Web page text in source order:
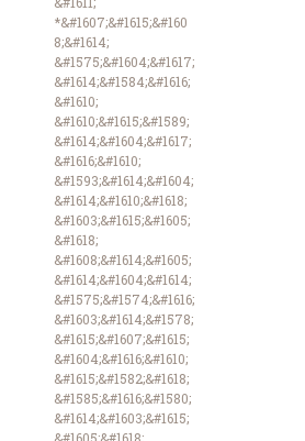
*&#1607;&#1615;&#160
8;&#1614;
&#1575;&#1604;&#1617;
&#1614;&#1584;&#1616;
&#1610;
&#1610;&#1615;&#1589;
&#1614;&#1604;&#1617;
&#1616;&#1610;
&#1593;&#1614;&#1604;
&#1614;&#1610;&#1618;
&#1603;&#1615;&#1605;
&#1618;
&#1608;&#1614;&#1605;
&#1614;&#1604;&#1614;
&#1575;&#1574;&#1616;
&#1603;&#1614;&#1578;
&#1615;&#1607;&#1615;
&#1604;&#1616;&#1610;
&#1615;&#1582;&#1618;
&#1585;&#1616;&#1580;
&#1614;&#1603;&#1615;
&#1605;&#1618;